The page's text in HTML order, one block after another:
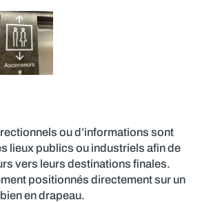
ou d’informations sont
lieux publics ou industriels afin de
vers leurs destinations finales.
positionnés directement sur un
en drapeau.